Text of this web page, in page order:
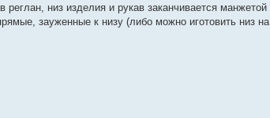
низ изделия и рукав заканчивается манжетой
зауженные к низу (либо можно иготовить низ на